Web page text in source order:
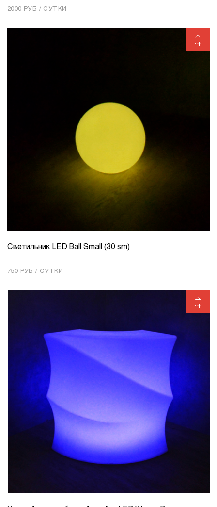
2000 РУБ / СУТКИ
КОЛИЧЕСТВО 1
Светильник LED Ball Small (30 sm)
750 РУБ / СУТКИ